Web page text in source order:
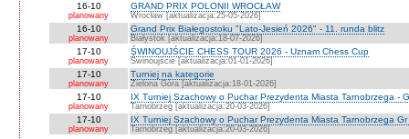
16-10
planowany
GRAND PRIX POLONII WROCŁAW
Wrocław [aktualizacja:25-05-2026]
16-10
planowany
Grand Prix Białegostoku "Lato-Jesień 2026" - 11. runda blitz
Białystok [aktualizacja:18-07-2026]
17-10
planowany
ŚWINOUJŚCIE CHESS TOUR 2026 - Uznam Chess Cup
Świnoujście [aktualizacja:01-01-2026]
17-10
planowany
Turniej na kategorie
Zielona Góra [aktualizacja:18-01-2026]
17-10
planowany
IX Turniej Szachowy o Puchar Prezydenta Miasta Tarnobrzega -
Tarnobrzeg [aktualizacja:20-03-2026]
17-10
planowany
IX Turniej Szachowy o Puchar Prezydenta Miasta Tarnobrzega
Tarnobrzeg [aktualizacja:20-03-2026]